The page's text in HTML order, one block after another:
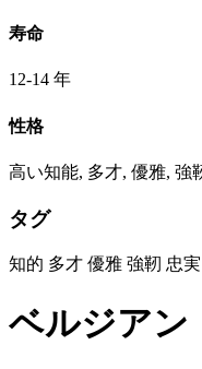
寿命
12-14 年
性格
高い知能, 多才, 優雅, 強
タグ
知的 多才 優雅 強靭 忠実
ベルジアン